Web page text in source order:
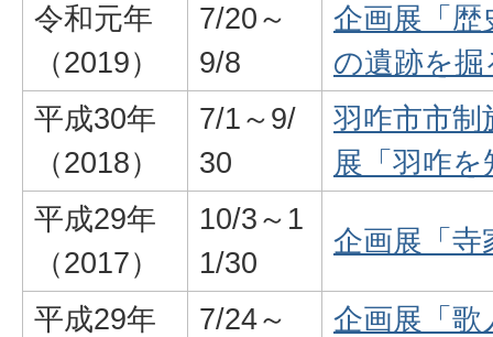
令和元年
（2019）
7/20～
9/8
企画展「
の遺跡を
平成30年
（2018）
7/1～9/
30
羽咋市市制
展「羽咋
平成29年
（2017）
10/3～1
1/30
企画展「寺
平成29年
7/24～
企画展「歌